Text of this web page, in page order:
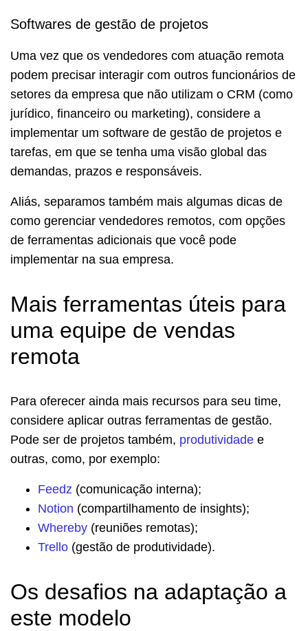
Softwares de gestão de projetos
Uma vez que os vendedores com atuação remota
podem precisar interagir com outros funcionários de
setores da empresa que não utilizam o CRM (como
jurídico, financeiro ou marketing), considere a
implementar um software de gestão de projetos e
tarefas, em que se tenha uma visão global das
demandas, prazos e responsáveis.
Aliás, separamos também mais algumas dicas de
como gerenciar vendedores remotos, com opções
de ferramentas adicionais que você pode
implementar na sua empresa.
Mais ferramentas úteis para
uma equipe de vendas
remota
Para oferecer ainda mais recursos para seu time,
considere aplicar outras ferramentas de gestão.
Pode ser de projetos também, produtividade e
outras, como, por exemplo:
Feedz (comunicação interna);
Notion (compartilhamento de insights);
Whereby (reuniões remotas);
Trello (gestão de produtividade).
Os desafios na adaptação a
este modelo